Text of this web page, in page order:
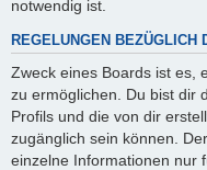
notwendig ist.
REGELUNGEN BEZÜGLICH
Zweck eines Boards ist es,
zu ermöglichen. Du bist dir
Profils und die von dir
zugänglich sein können.
einzelne Informationen nur